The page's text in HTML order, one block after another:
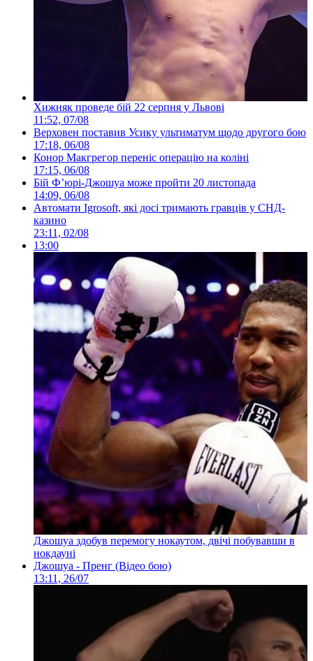
Хижняк проведе бій 22 серпня у Львові
11:52, 07/08
Верховен поставив Усику ультиматум щодо другого бою
17:18, 06/08
Конор Макгрегор переніс операцію на коліні
17:15, 06/08
Бій Ф’юрі-Джошуа може пройти 20 листопада
14:09, 06/08
Автомати Igrosoft, які досі тримають гравців у СНД-
казино
23:11, 02/08
13:00
Джошуа здобув перемогу нокаутом, двічі побувавши в
нокдауні
Джошуа - Пренг (Відео бою)
13:11, 26/07